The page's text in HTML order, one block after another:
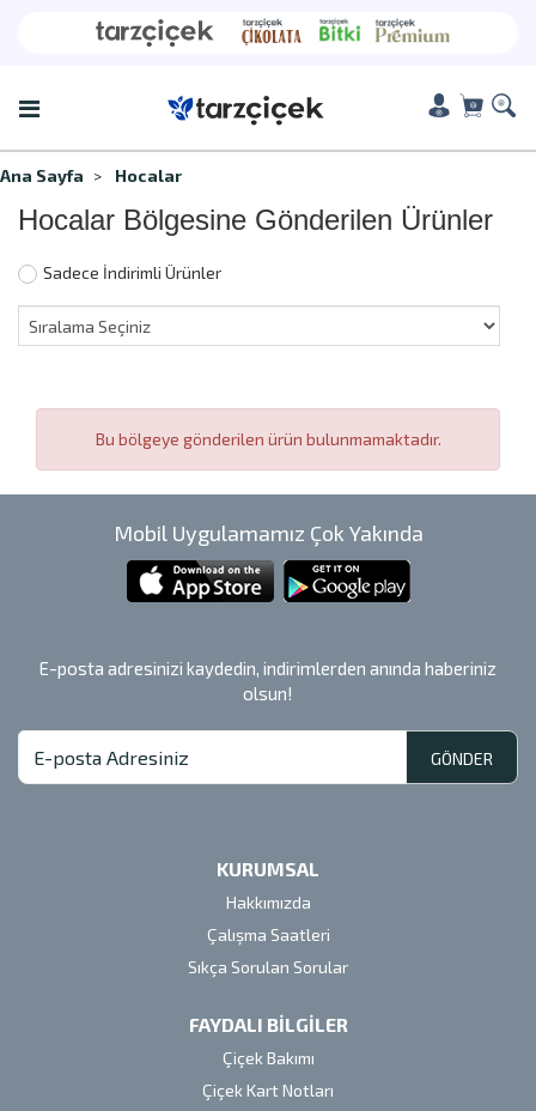
Ana Sayfa Hocalar
Hocalar Bölgesine Gönderilen Ürünler
Sadece İndirimli Ürünler
Bu bölgeye gönderilen ürün bulunmamaktadır.
Mobil Uygulamamız Çok Yakında
E-posta adresinizi kaydedin, indirimlerden anında haberiniz
olsun!
GÖNDER
KURUMSAL
Hakkımızda
Çalışma Saatleri
Sıkça Sorulan Sorular
FAYDALI BİLGİLER
Çiçek Bakımı
Çiçek Kart Notları